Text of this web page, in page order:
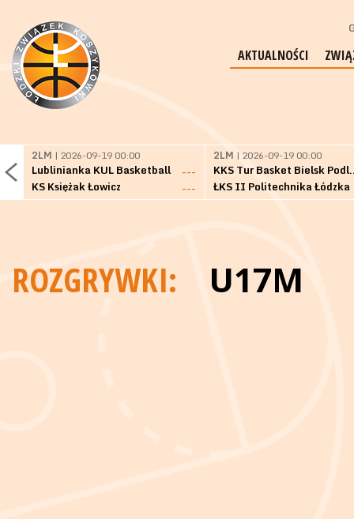
AKTUALNOŚCI
2LM | 2026-09-19 00:00
Lublinianka KUL Basketball
---
KS Księżak Łowicz
---
2LM | 2026-09-19 00:00
KKS Tur
ŁKS II Politechnika Łódzka
ROZGRYWKI: U17M